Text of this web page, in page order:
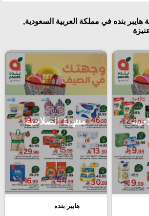
بنده في مملكة العربية السعودية,
منتهية الصلاحية
هايبر بنده